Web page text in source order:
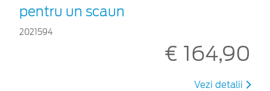
pentru un scaun
2021594
€ 164,90
Vezi detalii